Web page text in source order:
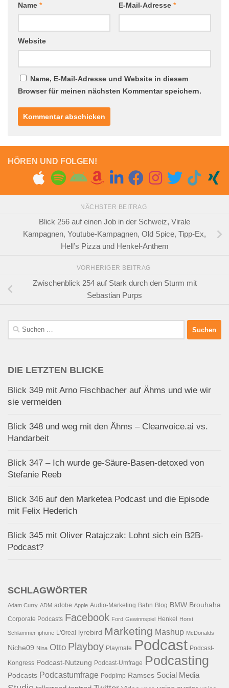
Name * E-Mail-Adresse *
Website
Name, E-Mail-Adresse und Website in diesem
Browser für meinen nächsten Kommentar speichern.
HÖREN UND FOLGEN!
NÄCHSTER BEITRAG
Blick 256 auf einen Job in der Schweiz, Virale
Kampagnen, Youtube-Kampagnen, Old Spice, Tipp-Ex,
Hell’s Pizza und Henkel-Anthem
VORHERIGER BEITRAG
Zwischenblick 254 auf Stark durch den Sturm mit
Sebastian Purps
Suchen
nach:
DIE LETZTEN BLICKE
Blick 349 mit Arno Fischbacher auf Ähms und wie wir
sie vermeiden
Blick 348 und weg mit den Ähms – Cleanvoice.ai vs.
Handarbeit
Blick 347 – Ich wurde ge-Säure-Basen-detoxed von
Stefanie Reeb
Blick 346 auf den Marketea Podcast und die Episode
mit Felix Hederich
Blick 345 mit Oliver Ratajczak: Lohnt sich ein B2B-
Podcast?
SCHLAGWÖRTER
Adam Curry ADM adobe Apple Audio-Marketing Bahn Blog BMW Brouhaha
Corporate Podcasts Facebook Ford Gewinnspiel Henkel Horst
Schlämmer iphone L'Oreal lyrebird Marketing Mashup McDonalds
Niche09 Nina Otto Playboy Playmate Podcast Podcast-
Kongress Podcast-Nutzung Podcast-Umfrage Podcasting
Podcasts Podcastumfrage Podpimp Ramses Social Media